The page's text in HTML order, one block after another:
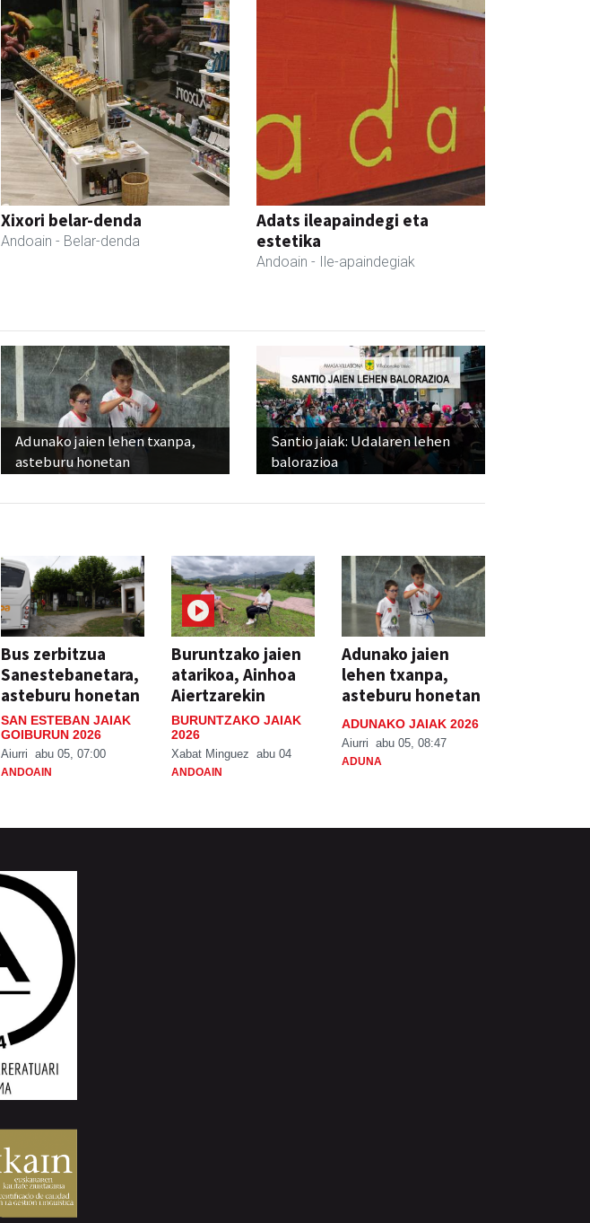
Xixori belar-denda
Andoain - Belar-denda
Adats ileapaindegi eta
estetika
Andoain - Ile-apaindegiak
Adunako jaien lehen txanpa,
asteburu honetan
Santio jaiak: Udalaren lehen
balorazioa
Bus zerbitzua
Sanestebanetara,
asteburu honetan
SAN ESTEBAN JAIAK
GOIBURUN 2026
Aiurri abu 05, 07:00
ANDOAIN
Buruntzako jaien
atarikoa, Ainhoa
Aiertzarekin
BURUNTZAKO JAIAK
2026
Xabat Minguez abu 04
ANDOAIN
Adunako jaien
lehen txanpa,
asteburu honetan
ADUNAKO JAIAK 2026
Aiurri abu 05, 08:47
ADUNA